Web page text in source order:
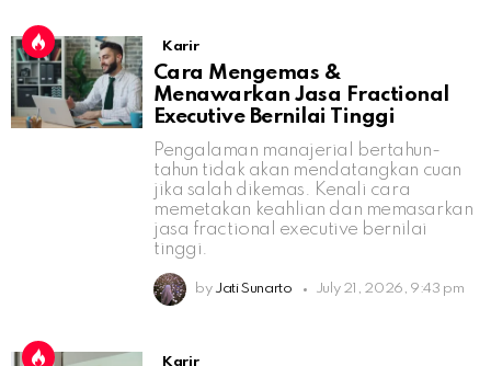
Karir
Cara Mengemas &
Menawarkan Jasa Fractional
Executive Bernilai Tinggi
Pengalaman manajerial bertahun-
tahun tidak akan mendatangkan cuan
jika salah dikemas. Kenali cara
memetakan keahlian dan memasarkan
jasa fractional executive bernilai
tinggi.
by Jati Sunarto July 21, 2026, 9:43 pm
Karir